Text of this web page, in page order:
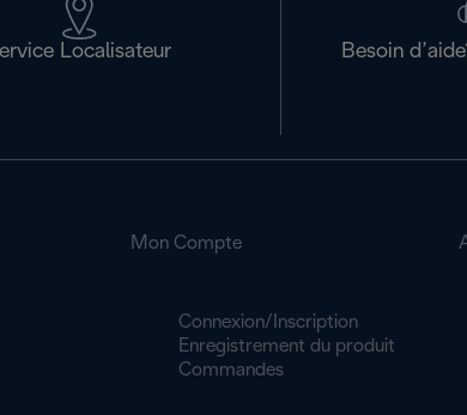
Localisateur Besoin
Mon Compte
Connexion/Inscription
Enregistrement du produit
Commandes